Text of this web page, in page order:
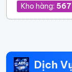
Kho hàng: 567
Dịch